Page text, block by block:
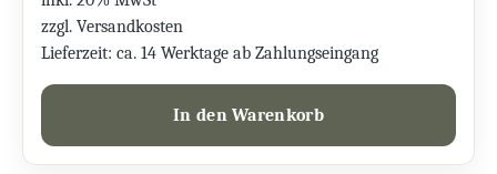
zzgl. Versandkosten
Lieferzeit: ca. 14 Werktage ab Zahlungseingang
In den Warenkorb